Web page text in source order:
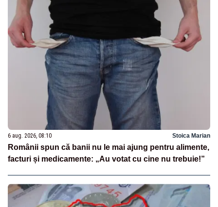
6 aug. 2026, 08:10 Stoica Marian
Românii spun că banii nu le mai ajung pentru alimente,
facturi și medicamente: „Au votat cu cine nu trebuie!”